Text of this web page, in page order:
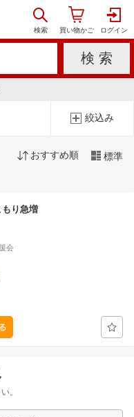
絞込み
おすすめ順 標準
り急増
会
。